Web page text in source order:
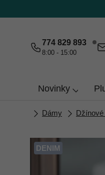
na
774 829 893
8:00 - 15:00
Novinky
DomůDámy
DENIM